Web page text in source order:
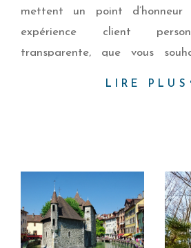
mettent un point
expérience client
transparente, que vous
d’un appartement, ou
commerce, Ingen Immo
votre bien et optimiser votre
Avec notre maîtrise du
LIRE PLUS